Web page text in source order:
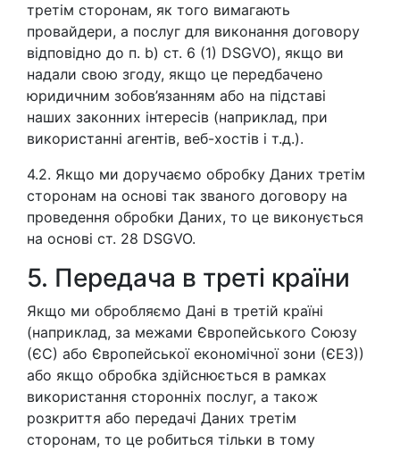
третім сторонам, як того вимагають
провайдери, а послуг для виконання договору
відповідно до п. b) ст. 6 (1) DSGVO), якщо ви
надали свою згоду, якщо це передбачено
юридичним зобов’язанням або на підставі
наших законних інтересів (наприклад, при
використанні агентів, веб-хостів і т.д.).
4.2. Якщо ми доручаємо обробку Даних третім
сторонам на основі так званого договору на
проведення обробки Даних, то це виконується
на основі ст. 28 DSGVO.
5. Передача в треті країни
Якщо ми обробляємо Дані в третій країні
(наприклад, за межами Європейського Союзу
(ЄС) або Європейської економічної зони (ЄЕЗ))
або якщо обробка здійснюється в рамках
використання сторонніх послуг, а також
розкриття або передачі Даних третім
сторонам, то це робиться тільки в тому